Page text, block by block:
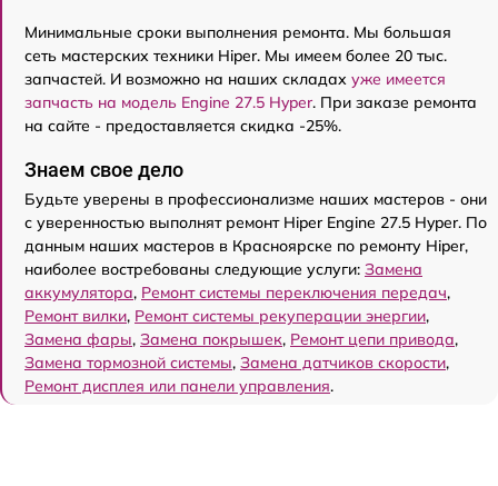
Минимальные сроки выполнения ремонта. Мы большая
сеть мастерских техники Hiper. Мы имеем более 20 тыс.
запчастей. И возможно на наших складах уже имеется
запчасть на модель Engine 27.5 Нyper. При заказе ремонта
на сайте - предоставляется скидка -25%.
Знаем свое дело
Будьте уверены в профессионализме наших мастеров - они
с уверенностью выполнят ремонт Hiper Engine 27.5 Нyper. По
данным наших мастеров в Красноярске по ремонту Hiper,
наиболее востребованы следующие услуги: Замена
аккумулятора, Ремонт системы переключения передач,
Ремонт вилки, Ремонт системы рекуперации энергии,
Замена фары, Замена покрышек, Ремонт цепи привода,
Замена тормозной системы, Замена датчиков скорости,
Ремонт дисплея или панели управления.